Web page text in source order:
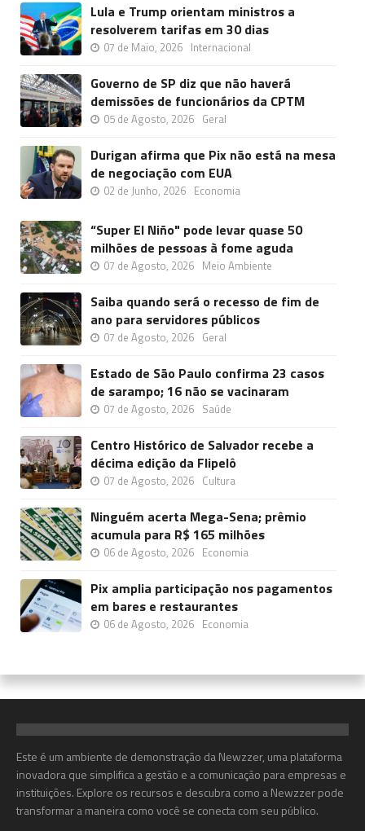
Lula e Trump orientam ministros a
resolverem tarifas em 30 dias
07 de Maio, 2026 Internacional
Governo de SP diz que não haverá
demissões de funcionários da CPTM
05 de Agosto, 2026 Geral
Durigan afirma que Pix não está na mesa
de negociação com EUA
02 de Junho, 2026 Economia
“Super El Niño" pode levar quase 50
milhões de pessoas à fome aguda
07 de Agosto, 2026 Meio Ambiente
Saiba quando será o recesso de fim de
ano para servidores públicos
07 de Agosto, 2026 Geral
Estado de São Paulo confirma 23 casos
de sarampo; 16 não se vacinaram
07 de Agosto, 2026 Saúde
Centro Histórico de Salvador recebe a
décima edição da Flipelô
07 de Agosto, 2026 Cultura
Ninguém acerta Mega-Sena; prêmio
acumula para R$ 165 milhões
06 de Agosto, 2026 Economia
Pix amplia participação nos pagamentos
em bares e restaurantes
06 de Agosto, 2026 Economia
Este é um ambiente de demonstração da Newzzer, uma plataforma
inovadora que simplifica a gestão e a comunicação para empresas e
instituições. Explore os recursos e descubra como a Newzzer pode
transformar a maneira como você se conecta com seu público.